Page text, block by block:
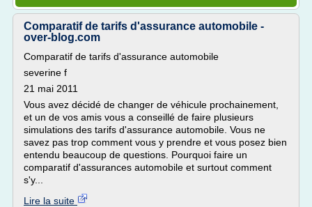
Comparatif de tarifs d'assurance automobile -
over-blog.com
Comparatif de tarifs d'assurance automobile
severine f
21 mai 2011
Vous avez décidé de changer de véhicule prochainement,
et un de vos amis vous a conseillé de faire plusieurs
simulations des tarifs d'assurance automobile. Vous ne
savez pas trop comment vous y prendre et vous posez bien
entendu beaucoup de questions. Pourquoi faire un
comparatif d'assurances automobile et surtout comment
s'y...
Lire la suite